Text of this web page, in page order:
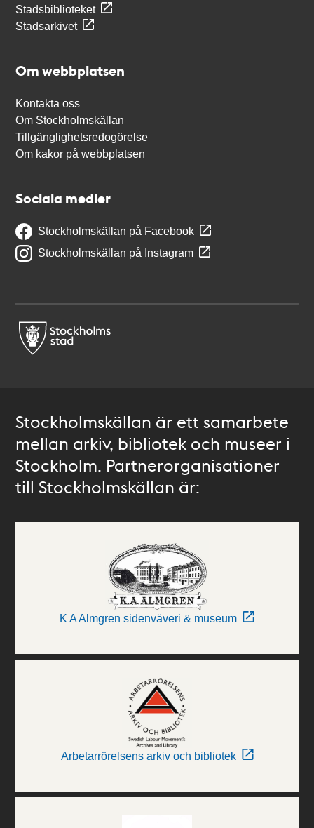
Stadsbiblioteket
Stadsarkivet
Om webbplatsen
Kontakta oss
Om Stockholmskällan
Tillgänglighetsredogörelse
Om kakor på webbplatsen
Sociala medier
Stockholmskällan på Facebook
Stockholmskällan på Instagram
Stockholmskällan är ett samarbete
mellan arkiv, bibliotek och museer i
Stockholm. Partnerorganisationer
till Stockholmskällan är:
K A Almgren sidenväveri & museum
Arbetarrörelsens arkiv och bibliotek